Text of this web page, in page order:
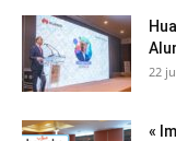
22
«